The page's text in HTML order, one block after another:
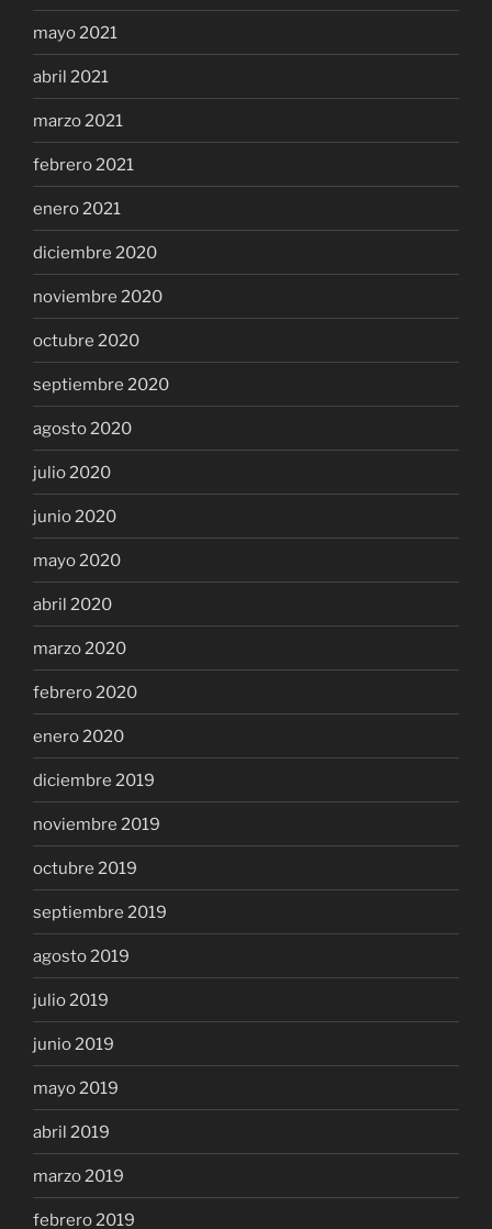
mayo 2021
abril 2021
marzo 2021
febrero 2021
enero 2021
diciembre 2020
noviembre 2020
octubre 2020
septiembre 2020
agosto 2020
julio 2020
junio 2020
mayo 2020
abril 2020
marzo 2020
febrero 2020
enero 2020
diciembre 2019
noviembre 2019
octubre 2019
septiembre 2019
agosto 2019
julio 2019
junio 2019
mayo 2019
abril 2019
marzo 2019
febrero 2019